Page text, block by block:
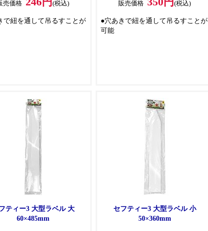
売価格 (税込)
で紐を通して吊るすことが
販売価格 (税込)
●穴あきで紐を通して吊るすことが
可能
ティー3 大型ラベル 大
60×485mm
セフティー3 大型ラベル 小
50×360mm